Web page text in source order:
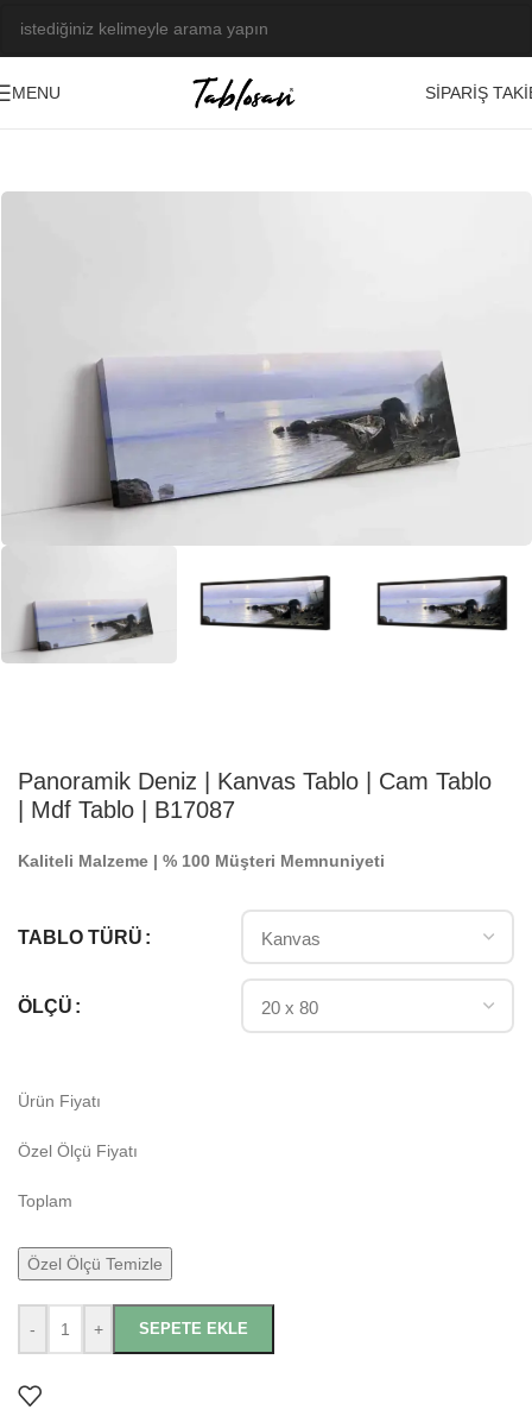
MENU
SIPARIŞ
Panoramik Deniz | Kanvas Tablo | Cam Tablo
| Mdf Tablo | B17087
Kaliteli Malzeme | % 100 Müşteri Memnuniyeti
TABLO TÜRÜ
ÖLÇÜ
Ürün Fiyatı
Özel Ölçü Fiyatı
Toplam
Özel Ölçü Temizle
- + SEPETE EKLE